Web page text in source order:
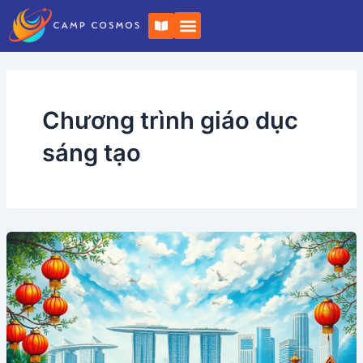
qua
S
á
c
h
Chương trình giáo dục
sáng tạo
Tại
sao
Camp
Cosmos
là
nơi
tốt